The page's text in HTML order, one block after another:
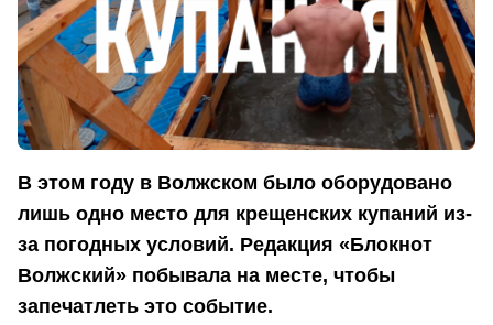
В этом году в Волжском было оборудовано
лишь одно место для крещенских купаний из-
за погодных условий. Редакция «Блокнот
Волжский» побывала на месте, чтобы
запечатлеть это событие.